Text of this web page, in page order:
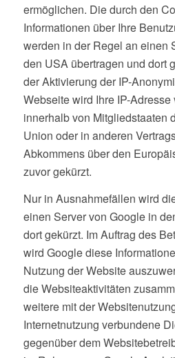
ermöglichen. Die durch den
Informationen über Ihre
werden in der Regel an einen
den USA übertragen und dort
der Aktivierung der IP-
Webseite wird Ihre IP-
innerhalb von Mitgliedstaaten
Union oder in anderen
Abkommens über den
zuvor gekürzt.
Nur in Ausnahmefällen wird
einen Server von Google in
dort gekürzt. Im Auftrag des
wird Google diese
Nutzung der Website
die Websiteaktivitäten
weitere mit der
Internetnutzung verbundene
gegenüber dem